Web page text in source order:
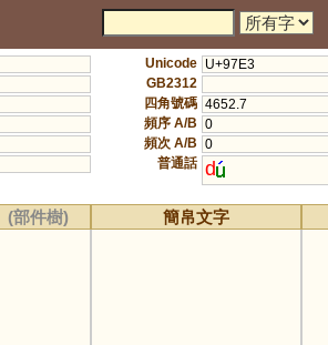
Unicode U+97E3
GB2312
四角號碼 4652.7
頻序 A/B 0
頻次 A/B 0
普通話 d
(部件樹) 簡帛文字